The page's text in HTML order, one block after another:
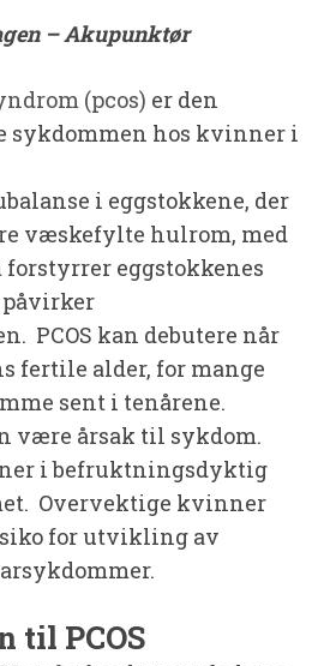
– Akupunktør
(pcos) er den
sykdommen hos kvinner i
i eggstokkene, der
væskefylte hulrom, med
eggstokkenes
PCOS kan debutere når
fertile alder, for mange
sent i tenårene.
være årsak til sykdom.
i befruktningsdyktig
Overvektige kvinner
for utvikling av
til PCOS